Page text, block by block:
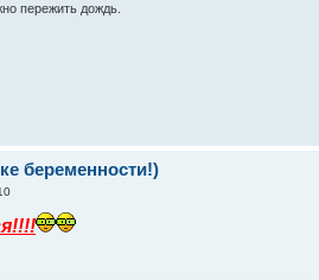
пережить дождь.
беременности!)